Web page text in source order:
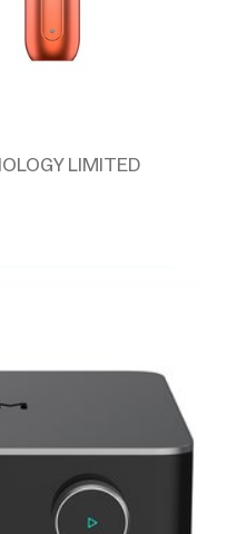
LIMITED